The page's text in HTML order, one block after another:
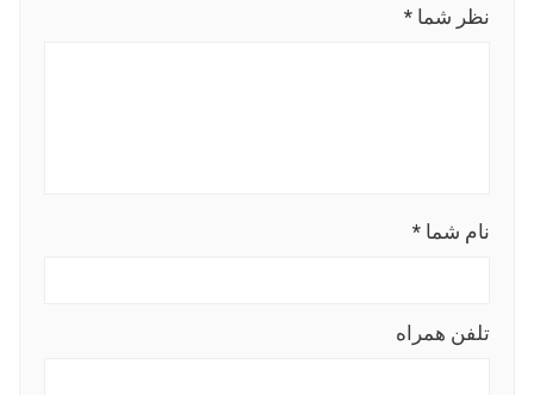
نظر شما *
نام شما *
تلفن همراه